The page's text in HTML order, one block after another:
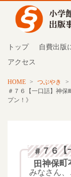
トップ 自費出版
アクセス
HOME > つぶやき
>
＃７６【一口話】神
プン！》
＃７６
田神保町
みなさん、